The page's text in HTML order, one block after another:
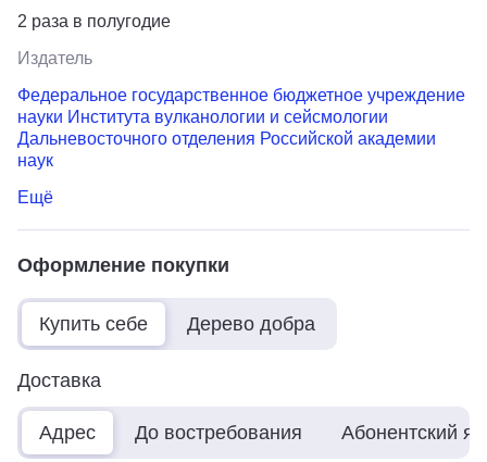
2 раза в полугодие
Издатель
Федеральное государственное бюджетное учреждение
науки Института вулканологии и сейсмологии
Дальневосточного отделения Российской академии
наук
Ещё
Оформление покупки
Купить себе Дерево добра
Доставка
Адрес До востребования Абонентский